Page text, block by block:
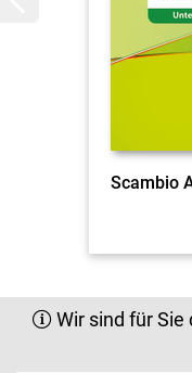
Scambio
Wir sind für Sie